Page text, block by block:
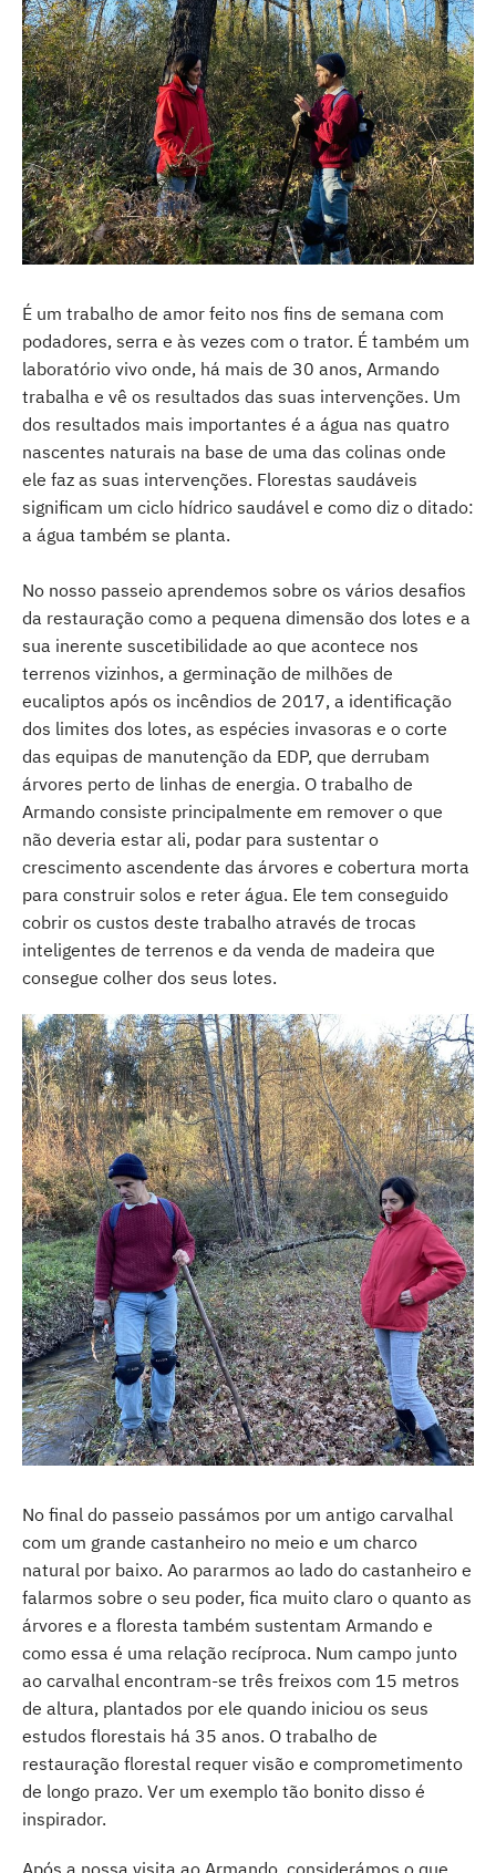
É um trabalho de amor feito nos fins de semana com
podadores, serra e às vezes com o trator. É também um
laboratório vivo onde, há mais de 30 anos, Armando
trabalha e vê os resultados das suas intervenções. Um
dos resultados mais importantes é a água nas quatro
nascentes naturais na base de uma das colinas onde
ele faz as suas intervenções. Florestas saudáveis
significam um ciclo hídrico saudável e como diz o ditado:
a água também se planta.
No nosso passeio aprendemos sobre os vários desafios
da restauração como a pequena dimensão dos lotes e a
sua inerente suscetibilidade ao que acontece nos
terrenos vizinhos, a germinação de milhões de
eucaliptos após os incêndios de 2017, a identificação
dos limites dos lotes, as espécies invasoras e o corte
das equipas de manutenção da EDP, que derrubam
árvores perto de linhas de energia. O trabalho de
Armando consiste principalmente em remover o que
não deveria estar ali, podar para sustentar o
crescimento ascendente das árvores e cobertura morta
para construir solos e reter água. Ele tem conseguido
cobrir os custos deste trabalho através de trocas
inteligentes de terrenos e da venda de madeira que
consegue colher dos seus lotes.
No final do passeio passámos por um antigo carvalhal
com um grande castanheiro no meio e um charco
natural por baixo. Ao pararmos ao lado do castanheiro e
falarmos sobre o seu poder, fica muito claro o quanto as
árvores e a floresta também sustentam Armando e
como essa é uma relação recíproca. Num campo junto
ao carvalhal encontram-se três freixos com 15 metros
de altura, plantados por ele quando iniciou os seus
estudos florestais há 35 anos. O trabalho de
restauração florestal requer visão e comprometimento
de longo prazo. Ver um exemplo tão bonito disso é
inspirador.